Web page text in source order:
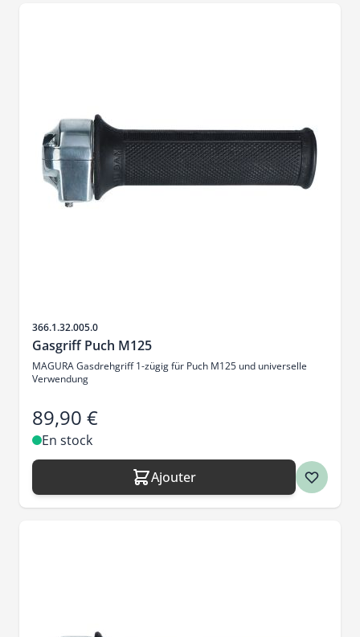
SKU
366.1.32.005.0
Gasgriff Puch M125
MAGURA Gasdrehgriff 1-zügig für Puch M125 und universelle
Verwendung
89,90 €
En stock
Ajouter